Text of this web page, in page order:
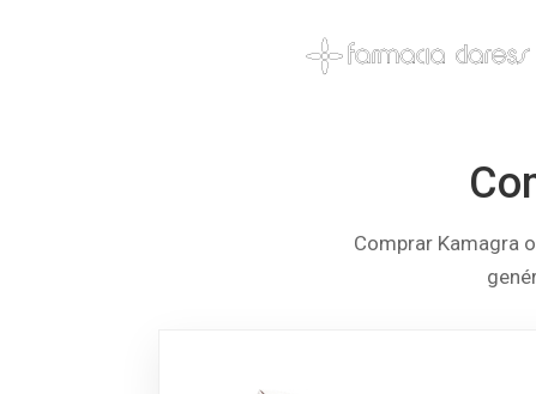
Comprar Kamagra